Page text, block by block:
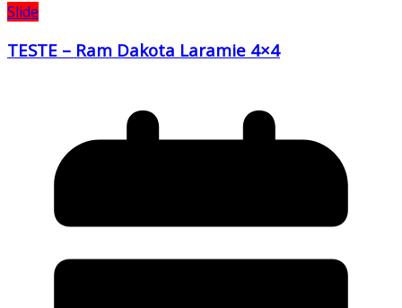
Slide
TESTE – Ram Dakota Laramie 4×4